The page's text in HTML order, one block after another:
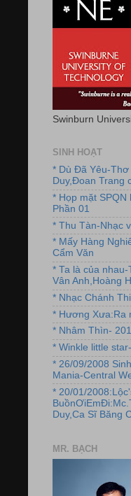
Swinburn
SINH HOẠT
* Dù Đã Yêu-
Duy,Đoan Trang
* Họp mặt SPQN
Phần 01
* Thu Tàn-Nhạc
* Mấy Hàng
Cẩm Văn
* Ta là của
Vân Anh,Hoàng
* Nhạc Chánh
* Hương Xưa:Ra
* Nhâm Thìn-
* Winkle little
* 26/09/2008
Mania-Central
* 20/01/
Duy,Ca Sĩ Băng
MR. BẠCH